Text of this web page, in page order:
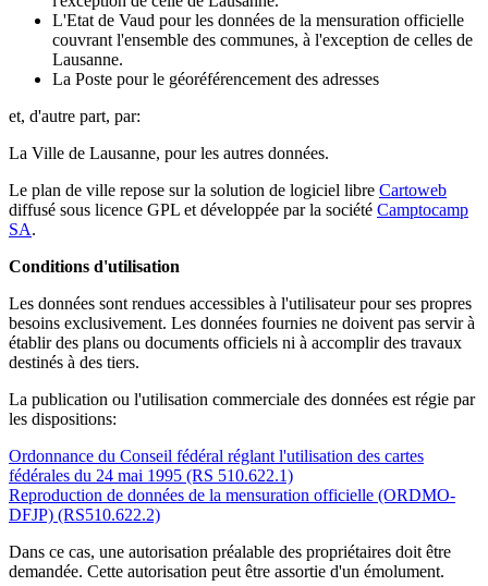
L'Etat de Vaud pour les données de la mensuration officielle
couvrant l'ensemble des communes, à l'exception de celles de
Lausanne.
La Poste pour le géoréférencement des adresses
et, d'autre part, par:
La Ville de Lausanne, pour les autres données.
Le plan de ville repose sur la solution de logiciel libre Cartoweb
diffusé sous licence GPL et développée par la société Camptocamp
SA.
Conditions d'utilisation
Les données sont rendues accessibles à l'utilisateur pour ses propres
besoins exclusivement. Les données fournies ne doivent pas servir à
établir des plans ou documents officiels ni à accomplir des travaux
destinés à des tiers.
La publication ou l'utilisation commerciale des données est régie par
les dispositions:
Ordonnance du Conseil fédéral réglant l'utilisation des cartes
fédérales du 24 mai 1995 (RS 510.622.1)
Reproduction de données de la mensuration officielle (ORDMO-
DFJP) (RS510.622.2)
Dans ce cas, une autorisation préalable des propriétaires doit être
demandée. Cette autorisation peut être assortie d'un émolument.